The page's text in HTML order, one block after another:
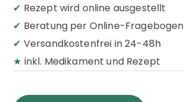
✔ Rezept wird online ausgestellt
✔ Beratung per Online-Fragebogen
✔ Versandkostenfrei in 24-48h
★ inkl. Medikament und Rezept